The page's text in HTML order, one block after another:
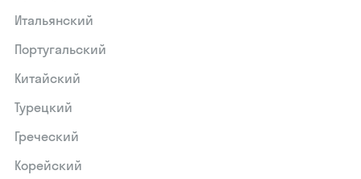
Итальянский
Португальский
Китайский
Турецкий
Греческий
Корейский